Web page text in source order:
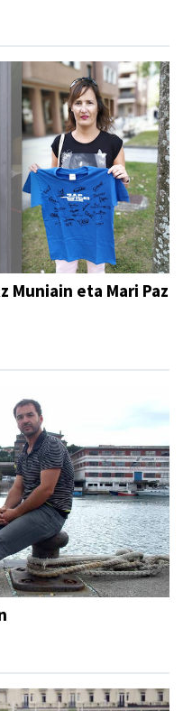
Muniain eta Mari Paz